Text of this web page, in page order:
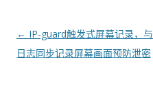
文章导航
← IP-guard触发式屏幕记录，与
日志同步记录屏幕画面预防泄密